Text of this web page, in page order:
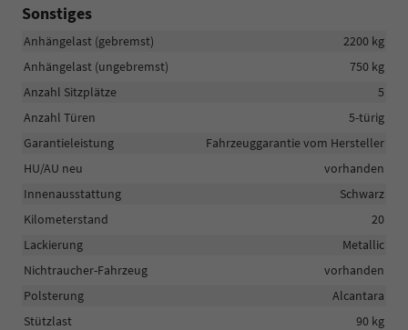
Sonstiges
Anhängelast (gebremst)
2200 kg
Anhängelast (ungebremst)
750 kg
Anzahl Sitzplätze
5
Anzahl Türen
5-türig
Garantieleistung
Fahrzeuggarantie vom Hersteller
HU/AU neu
vorhanden
Innenausstattung
Schwarz
Kilometerstand
20
Lackierung
Metallic
Nichtraucher-Fahrzeug
vorhanden
Polsterung
Alcantara
Stützlast
90 kg